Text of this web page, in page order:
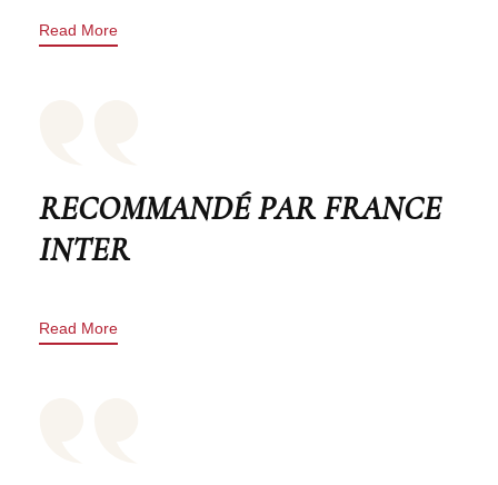
Read More
RECOMMANDÉ PAR FRANCE
INTER
Read More